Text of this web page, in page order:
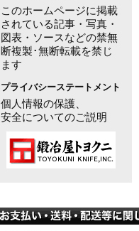
このホームページに掲載
されている記事・写真・
図表・ソースなどの禁無
断複製･無断転載を禁じ
ます
プライバシーステートメント
個人情報の保護、
安全についてのご説明